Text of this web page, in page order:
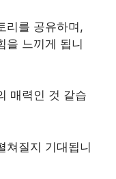
리를 공유하며,
을 느끼게 됩니
매력인 것 같습
쳐질지 기대됩니